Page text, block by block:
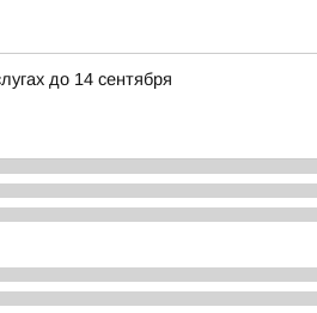
до 14 сентября